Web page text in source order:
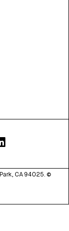
CA 94025. ©